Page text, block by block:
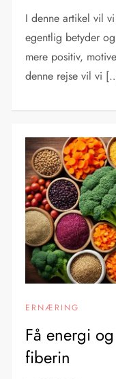
I denne artikel vil
egentlig betyder
mere positiv,
denne rejse vil vi
ERNÆRING
Få energi
fiberin